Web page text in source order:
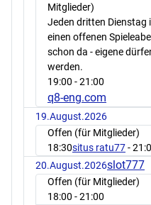
Mitglieder)
Jeden dritten
einen offenen
schon da - eigene
werden.
19:00 - 21:00
q8-eng.com
19.August.2026
Offen (für Mitglieder)
18:30situs ratu77-
20.August.2026slot777
Offen (für Mitglieder)
18:00 - 21:00